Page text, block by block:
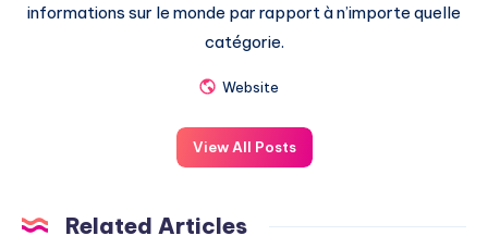
informations sur le monde par rapport à n’importe quelle
catégorie.
Website
View All Posts
Related Articles